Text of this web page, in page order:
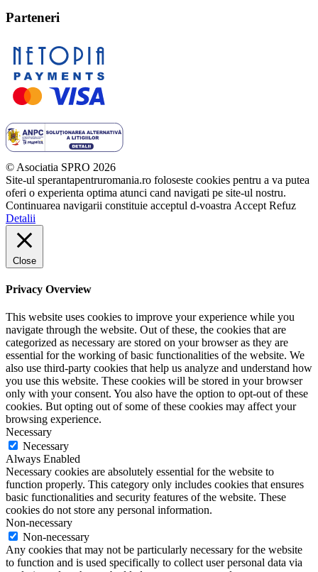
Parteneri
© Asociatia SPRO 2026
Site-ul sperantapentruromania.ro foloseste cookies pentru a va putea
oferi o experienta optima atunci cand navigati pe site-ul nostru.
Continuarea navigarii constituie acceptul d-voastra Accept Refuz
Detalii
Close
Privacy Overview
This website uses cookies to improve your experience while you
navigate through the website. Out of these, the cookies that are
categorized as necessary are stored on your browser as they are
essential for the working of basic functionalities of the website. We
also use third-party cookies that help us analyze and understand how
you use this website. These cookies will be stored in your browser
only with your consent. You also have the option to opt-out of these
cookies. But opting out of some of these cookies may affect your
browsing experience.
Necessary
Necessary
Always Enabled
Necessary cookies are absolutely essential for the website to
function properly. This category only includes cookies that ensures
basic functionalities and security features of the website. These
cookies do not store any personal information.
Non-necessary
Non-necessary
Any cookies that may not be particularly necessary for the website
to function and is used specifically to collect user personal data via